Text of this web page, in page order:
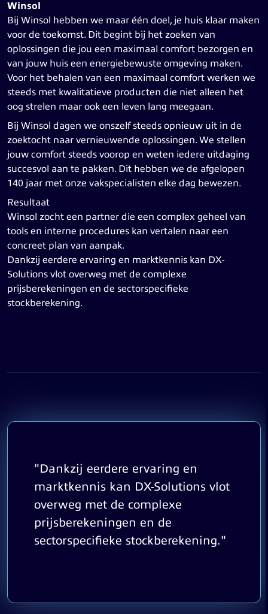
Winsol
Bij Winsol hebben we maar één doel, je huis klaar maken
voor de toekomst. Dit begint bij het zoeken van
oplossingen die jou een maximaal comfort bezorgen en
van jouw huis een energiebewuste omgeving maken.
Voor het behalen van een maximaal comfort werken we
steeds met kwalitatieve producten die niet alleen het
oog strelen maar ook een leven lang meegaan.
Bij Winsol dagen we onszelf steeds opnieuw uit in de
zoektocht naar vernieuwende oplossingen. We stellen
jouw comfort steeds voorop en weten iedere uitdaging
succesvol aan te pakken. Dit hebben we de afgelopen
140 jaar met onze vakspecialisten elke dag bewezen.
Resultaat
Winsol zocht een partner die een complex geheel van
tools en interne procedures kan vertalen naar een
concreet plan van aanpak.
Dankzij eerdere ervaring en marktkennis kan DX-
Solutions vlot overweg met de complexe
prijsberekeningen en de sectorspecifieke
stockberekening.
"Dankzij eerdere ervaring en
marktkennis kan DX-Solutions vlot
overweg met de complexe
prijsberekeningen en de
sectorspecifieke stockberekening."